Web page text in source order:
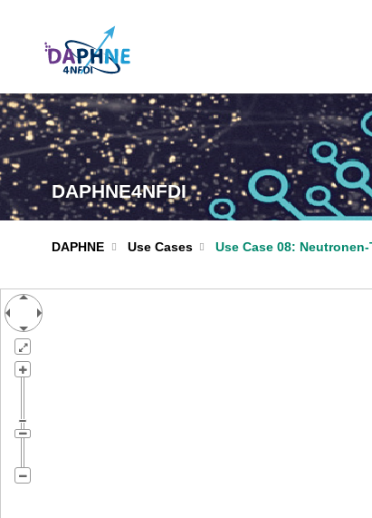
DAPHNE4NFDI
DAPHNE Use Cases Use Case 08: